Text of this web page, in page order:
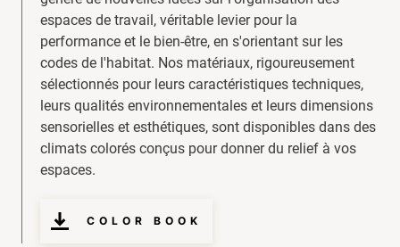
espaces de travail, véritable levier pour la
performance et le bien-être, en s'orientant sur les
codes de l'habitat. Nos matériaux, rigoureusement
sélectionnés pour leurs caractéristiques techniques,
leurs qualités environnementales et leurs dimensions
sensorielles et esthétiques, sont disponibles dans des
climats colorés conçus pour donner du relief à vos
espaces.
COLOR BOOK